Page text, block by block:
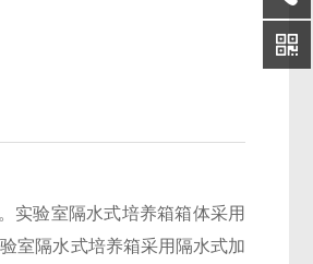
实验室隔水式培养箱箱体采用
室隔水式培养箱采用隔水式加